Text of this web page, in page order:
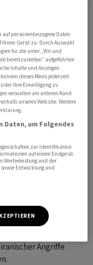
den Hafen
wie der Sender
berichteten. Der
Dienstag erwartet.
der in den
worden sei,
im Persischen Golf
Delhi befinden sich
die westlich
Golf auf eine
Seeleute in
die wichtig ist für
Angriffe
personenbezogene Daten
Gerät zu. Durch Auswahl
für die unter „Wir und
bereitzustellen“ aufgeführten
Inhalte und Anzeigen
dieses Menü jederzeit
Ihre Einwilligung zu
verwalten am unteren Rand
unseres Website. Weitere
Daten, um Folgendes
zur Identifikation
auf einem Endgerät.
Werbeleistung und der
Entwicklung und